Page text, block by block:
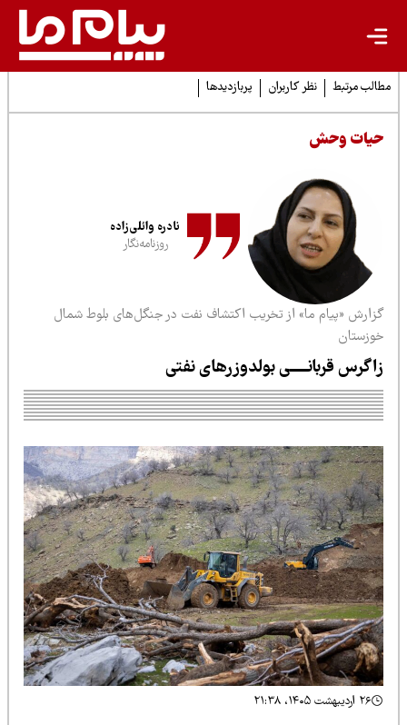
مرتبط نظر کاربران پربازدیدها
وحش
نادره وائلی‌زاده
روزنامه‌نگار
«پیام ما» از تخریب اکتشاف نفت در جنگل‌های بلوط شمال
قربانـــــی بولدوزر‌های نفتی